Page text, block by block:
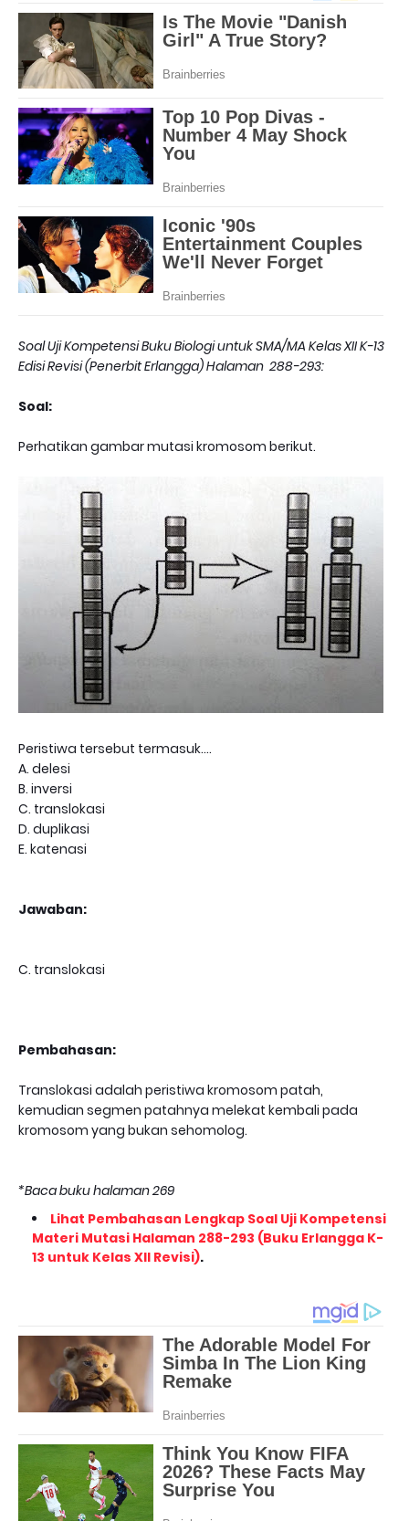
Soal Uji Kompetensi Buku Biologi untuk SMA/MA Kelas XII K-13
Edisi Revisi (Penerbit Erlangga) Halaman 288-293:
Soal:
Perhatikan gambar mutasi kromosom berikut.
Peristiwa tersebut termasuk....
A. delesi
B. inversi
C. translokasi
D. duplikasi
E. katenasi
Jawaban:
C. translokasi
Pembahasan:
Translokasi adalah peristiwa kromosom patah,
kemudian segmen patahnya melekat kembali pada
kromosom yang bukan sehomolog.
*Baca buku halaman 269
Lihat Pembahasan Lengkap Soal Uji Kompetensi
Materi Mutasi Halaman 288-293 (Buku Erlangga K-
13 untuk Kelas XII Revisi).